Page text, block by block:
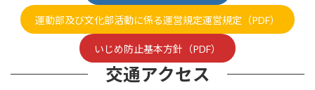
運動部及び文化部活動に係る運営規定運営規定（PDF）
いじめ防止基本方針（PDF）
交通アクセス